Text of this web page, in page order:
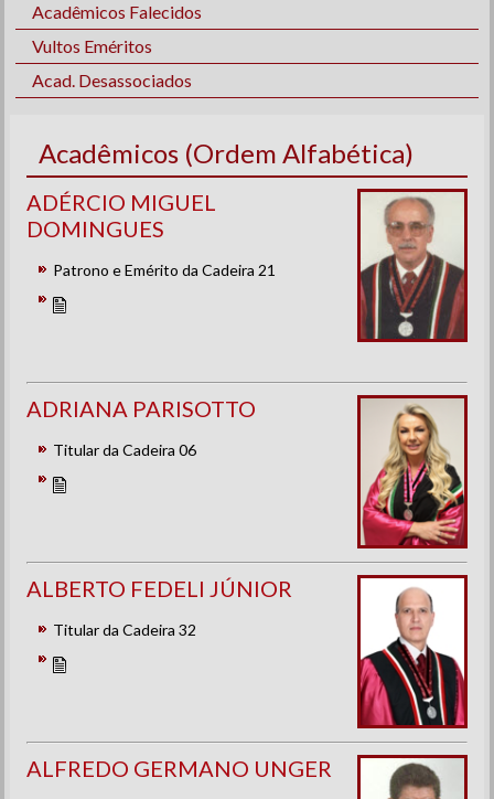
Acadêmicos Falecidos
Vultos Eméritos
Acad. Desassociados
Acadêmicos (Ordem Alfabética)
ADÉRCIO MIGUEL
DOMINGUES
Patrono e Emérito da Cadeira 21
ADRIANA PARISOTTO
Titular da Cadeira 06
ALBERTO FEDELI JÚNIOR
Titular da Cadeira 32
ALFREDO GERMANO UNGER